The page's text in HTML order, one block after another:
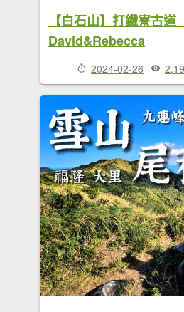
【白石山】打鐵寮古
David&Rebecca
2024-02-26